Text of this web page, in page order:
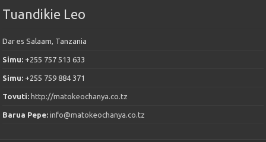
Tuandikie Leo
Dar es Salaam, Tanzania
Simu: +255 757 513 633
Simu: +255 759 884 371
Tovuti:http://matokeochanya.co.tz
Barua Pepe:info@matokeochanya.co.tz